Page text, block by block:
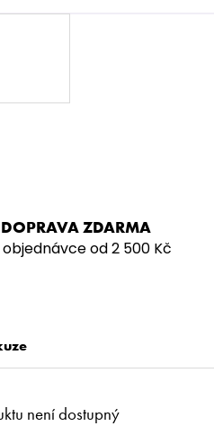
DOPRAVA ZDARMA
od 2 500 Kč
není dostupný